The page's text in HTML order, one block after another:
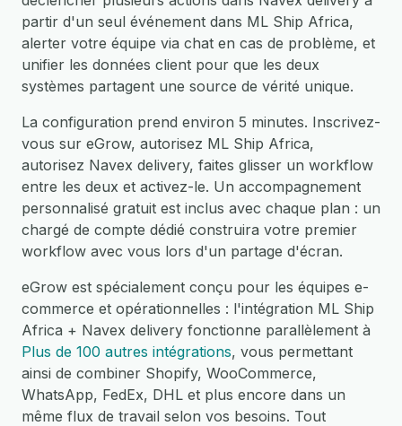
partir d'un seul événement dans ML Ship Africa,
alerter votre équipe via chat en cas de problème, et
unifier les données client pour que les deux
systèmes partagent une source de vérité unique.
La configuration prend environ 5 minutes. Inscrivez-
vous sur eGrow, autorisez ML Ship Africa,
autorisez Navex delivery, faites glisser un workflow
entre les deux et activez-le. Un accompagnement
personnalisé gratuit est inclus avec chaque plan : un
chargé de compte dédié construira votre premier
workflow avec vous lors d'un partage d'écran.
eGrow est spécialement conçu pour les équipes e-
commerce et opérationnelles : l'intégration ML Ship
Africa + Navex delivery fonctionne parallèlement à
Plus de 100 autres intégrations, vous permettant
ainsi de combiner Shopify, WooCommerce,
WhatsApp, FedEx, DHL et plus encore dans un
même flux de travail selon vos besoins. Tout